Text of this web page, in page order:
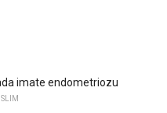
imate endometriozu